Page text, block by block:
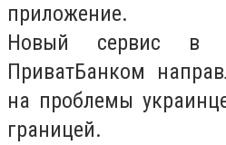
приложение.
Новый сервис в
ПриватБанком
на проблемы
границей.